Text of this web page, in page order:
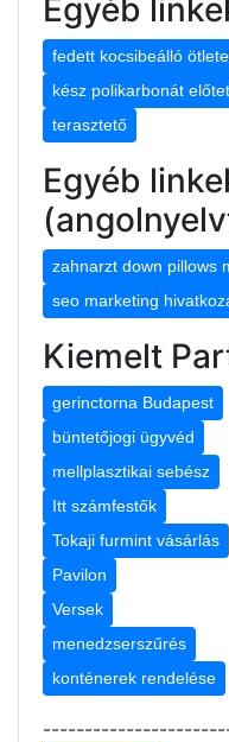
Egyéb
fedett kocsibeálló
kész polikarbonát
terasztető
Egyéb
zahnarzt down pillows
seo marketing
Kiemelt
gerinctorna Budapest
büntetőjogi ügyvéd
mellplasztikai sebész
Itt számfestők
Tokaji furmint vásárlás
Pavilon
Versek
menedzserszűrés
konténerek rendelése